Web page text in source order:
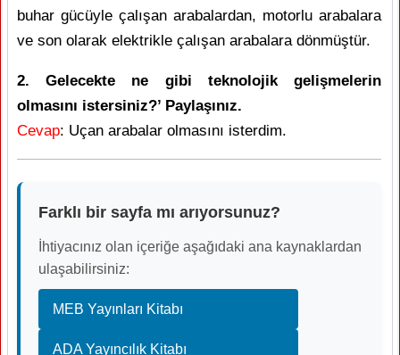
buhar gücüyle çalışan arabalardan, motorlu arabalara
ve son olarak elektrikle çalışan arabalara dönmüştür.
2. Gelecekte ne gibi teknolojik gelişmelerin
olmasını istersiniz?’ Paylaşınız.
Cevap: Uçan arabalar olmasını isterdim.
Farklı bir sayfa mı arıyorsunuz?
İhtiyacınız olan içeriğe aşağıdaki ana kaynaklardan
ulaşabilirsiniz:
MEB Yayınları Kitabı
ADA Yayıncılık Kitabı